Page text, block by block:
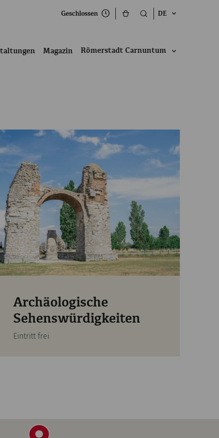
Geschlossen DE
Magazin Römerstadt Carnuntum
Archäologische
Sehenswürdigkeiten
Eintritt frei